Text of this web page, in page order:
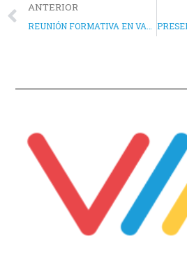
ANTERIOR
REUNIÓN FORMATIVA EN VALENCIA